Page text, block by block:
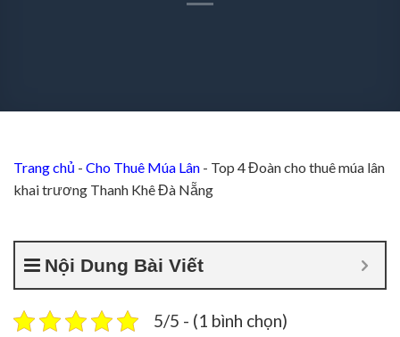
Trang chủ - Cho Thuê Múa Lân - Top 4 Đoàn cho thuê múa lân
khai trương Thanh Khê Đà Nẵng
Nội Dung Bài Viết
5/5 - (1 bình chọn)